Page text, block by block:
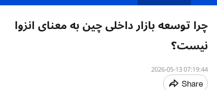
چرا توسعه بازار داخلی چین به معنای انزوا
نیست؟
07:19:44 2026-05-13
Share